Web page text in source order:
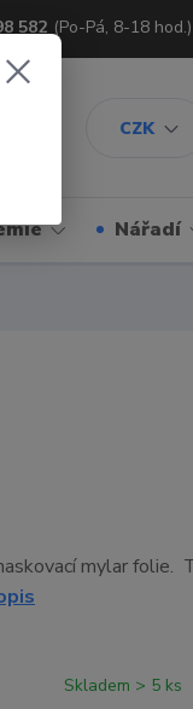
CZK
582 (Po-Pá, 8-18 hod.)
Nářadí
mylar folie.
Skladem > 5 ks